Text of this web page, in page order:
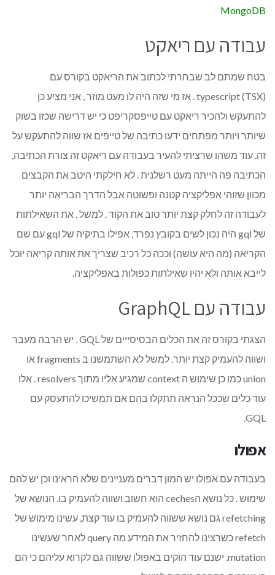
MongoDB
עבודה עם ריאקט
בטח שמתם לב שבחרתי לכתוב את הריאקט בקורס עם
typescript (TSX) . אז מי שזה היה לו מעט מוזר , אני מציע כן
להתעקש ולהכיר ריאקט עם טייפסקריפט כי יש דרישה שכזו בשוק
שיותר ויותר מפתחים ידעו כתיבה של טייפים אז שווה להתעקש על
זה. עוד משהו שרציתי להעיר בעבודה עם ריאקט זה צורת הכתיבה,
הכתיבה פה הייתה מעט רשלנית . לא חילקתי היטב את הקבצים
מכוון שזוהי אפליקציה קטנה ופשוטה אבל הדרך הבריאה יותר
לעבודה זה לחלק קצת יותר טוב את הקוד . למשל , את השאילתות
של gql היה נכון לשים בקובץ נפרד, אפילו בתיקיה של gql עם שם
הקריאה (מה היא עושה) וככה כל רכיב שצריך את אותה קריאה יוכל
לייבא אותה ולא יהיו שאילתות כפולות באפליקציה.
עבודה עם GraphQL
הצגתי בקורס זה את הכלים הבסיסייים של GQL . יש הרבה מעבר
ושווה להעמיק קצת יותר. למשל לא השתמשנו ב fragments או
union כמו כן שימוש ה context שמגיע אליו מתוך resolvers . אלו
עוד כלים שככל הנראה תתקלו בהם אם תמשיכו להתעסק עם
GQL.
אפולו
בעבודה עם אפולו יש המון דברים מעניינים שלא הראינו וכן יש להם
שימוש . כל נושא הceches הוא חשוב ושווה להעמיק בו. הנושא של
refetching גם נושא ששווה להעמיק בו עוד קצת, עשינו מימוש של
refetch כשרצינו להחזיר את המידע מה query לאחר שעשינו
mutation. ישנם עוד הוקים באפולו ששווה גם לקרוא עליהם כי הם